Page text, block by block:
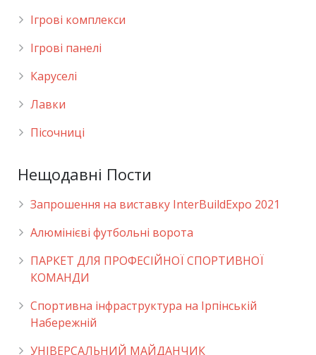
Ігрові комплекси
Ігрові панелі
Каруселі
Лавки
Пісочниці
Нещодавні Пости
Запрошення на виставку InterBuildExpo 2021
Алюмінієві футбольні ворота
ПАРКЕТ ДЛЯ ПРОФЕСІЙНОЇ СПОРТИВНОЇ
КОМАНДИ
Спортивна інфраструктура на Ірпінській
Набережній
УНІВЕРСАЛЬНИЙ МАЙДАНЧИК